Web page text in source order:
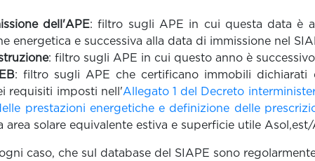
dell'APE: filtro sugli APE in cui questa data è
energetica e successiva alla data di immissione nel
: filtro sugli APE in cui questo anno è
: filtro sugli APE che certificano immobili
requisiti imposti nell'Allegato 1 del Decreto
prestazioni energetiche e definizione delle
area solare equivalente estiva e superficie utile
caso, che sul database del SIAPE sono